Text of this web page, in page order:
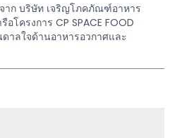
าก บริษัท เจริญโภคภัณฑ์อาหาร
โครงการ CP SPACE FOOD
ดาลใจด้านอาหารอวกาศและ